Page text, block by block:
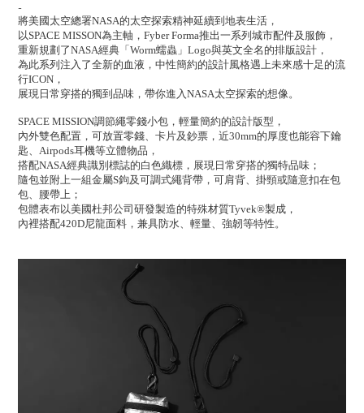
-
將美國太空總署NASA的太空探索精神延續到地表生活，
以SPACE MISSON為主軸， Fyber Forma推出一系列城市配件及服飾，
重新規劃了NASA經典「Worm蠕蟲」Logo與英文全名的排版設計，
為此系列注入了全新的血液，中性簡約的設計風格遇上未來感十足的流
行ICON，
展現日常穿搭的獨到品味，帶你進入NASA太空探索的想像。
SPACE MISSION調節繩零錢小包，輕量簡約的設計版型，
內外雙色配置，可放置零錢、卡片及鈔票，近30mm的厚度也能容下鑰
匙、Airpods耳機等立體物品，
搭配NASA經典識別標誌的白色織標，展現日常穿搭的獨特品味；
隨包並附上一組金屬S鉤及可調式繩背帶，可肩背、掛頸或隨意扣在包
包、腰帶上；
包體表布以美國杜邦公司研發製造的特殊材質Tyvek®製成，
內裡搭配420D尼龍面料，兼具防水、輕量、強韌等特性。